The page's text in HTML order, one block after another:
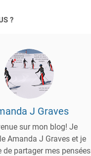
?
J Graves
sur mon blog! Je
Amanda J Graves et je
de partager mes pensées